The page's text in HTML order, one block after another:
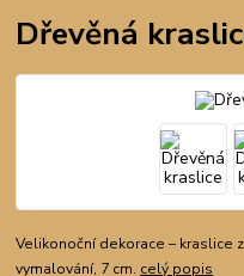
Dřevěná
Velikonoční dekorace – kraslice
vymalování, 7 cm. celý popis